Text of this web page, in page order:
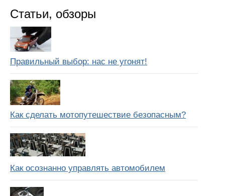
Статьи, обзоры
Правильный выбор: нас не угонят!
Как сделать мотопутешествие безопасным?
Как осознанно управлять автомобилем